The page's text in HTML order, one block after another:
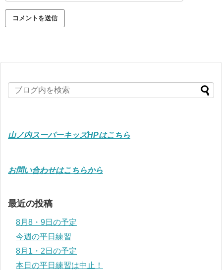
山ノ内スーパーキッズHPはこちら
お問い合わせはこちらから
最近の投稿
8月8・9日の予定
今週の平日練習
8月1・2日の予定
本日の平日練習は中止！